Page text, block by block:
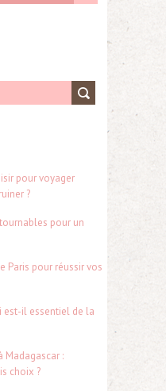
pour voyager
?
pour un
Paris pour réussir vos
est-il essentiel de la
Madagascar :
choix ?